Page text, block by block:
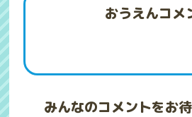
おうえんコメ
みんなのコメントをお